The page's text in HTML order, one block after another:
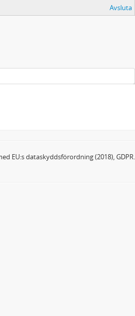
Avsluta
EU:s dataskyddsförordning (2018), GDPR.